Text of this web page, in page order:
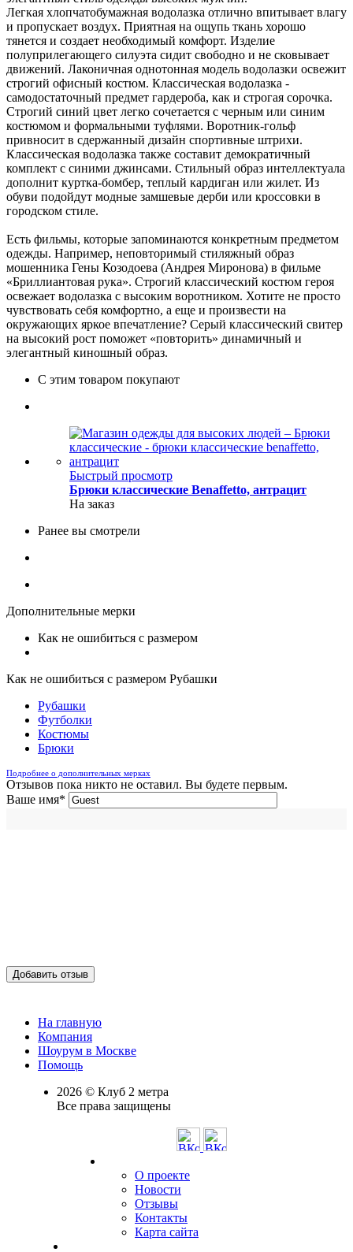
Легкая хлопчатобумажная водолазка отлично впитывает влагу
и пропускает воздух. Приятная на ощупь ткань хорошо
тянется и создает необходимый комфорт. Изделие
полуприлегающего силуэта сидит свободно и не сковывает
движений. Лаконичная однотонная модель водолазки освежит
строгий офисный костюм. Классическая водолазка -
самодостаточный предмет гардероба, как и строгая сорочка.
Строгий синий цвет легко сочетается с черным или синим
костюмом и формальными туфлями. Воротник-гольф
привносит в сдержанный дизайн спортивные штрихи.
Классическая водолазка также составит демократичный
комплект с синими джинсами. Стильный образ интеллектуала
дополнит куртка-бомбер, теплый кардиган или жилет. Из
обуви подойдут модные замшевые дерби или кроссовки в
городском стиле.
Есть фильмы, которые запоминаются конкретным предметом
одежды. Например, неповторимый стиляжный образ
мошенника Гены Козодоева (Андрея Миронова) в фильме
«Бриллиантовая рука». Строгий классический костюм героя
освежает водолазка с высоким воротником. Хотите не просто
чувствовать себя комфортно, а еще и произвести на
окружающих яркое впечатление? Серый классический свитер
на высокий рост поможет «повторить» динамичный и
элегантный киношный образ.
С этим товаром покупают
Быстрый просмотр
Брюки классические Benaffetto, антрацит
На заказ
Ранее вы смотрели
Дополнительные мерки
Как не ошибиться с размером
Как не ошибиться с размером Рубашки
Рубашки
Футболки
Костюмы
Брюки
Подробнее о дополнительных мерках
Отзывов пока никто не оставил. Вы будете первым.
Ваше имя*
Добавить отзыв
На главную
Компания
Шоурум в Москве
Помощь
2026 © Клуб 2 метра
Все права защищены
О проекте
Новости
Отзывы
Контакты
Карта сайта